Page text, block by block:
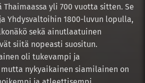
yli 700 vuotta sitten. Se
Yhdysvaltoihin 1800-luvun lopulla,
sekä ainutlaatuinen
siitä nopeasti suositun.
oli tukevampi ja
nykyaikainen siamilainen on